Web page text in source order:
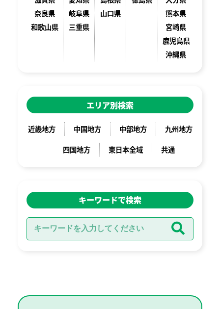
奈良県
和歌山県
岐阜県
三重県
山口県
熊本県
宮崎県
鹿児島県
沖縄県
エリア別検索
近畿地方 中国地方 中部地方
九州地方
四国地方
東日本全域 共通
キーワードで検索